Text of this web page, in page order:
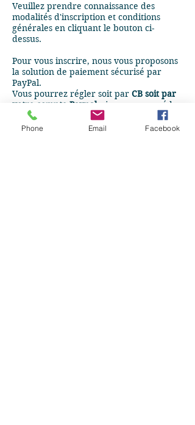
Veuillez prendre connaissance des
modalités d'inscription et conditions
générales en cliquant le bouton ci-
dessus.
Pour vous inscrire, nous vous proposons
la solution de paiement sécurisé par
PayPal.
Vous pourrez régler soit par CB soit par
votre compte Paypal , si vous en possédez
Phone Email Facebook